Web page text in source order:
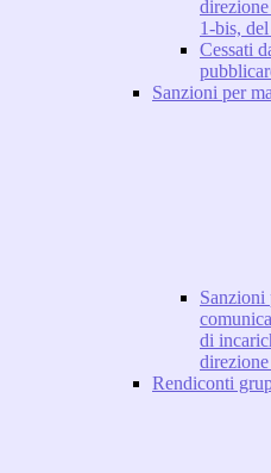
1-bis,
Cessati
Sanzioni per
Sanzioni
di
Rendiconti